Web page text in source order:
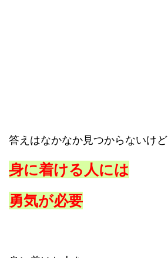
答えはなかなか見つからないけど
身に着ける人には
勇気が必要